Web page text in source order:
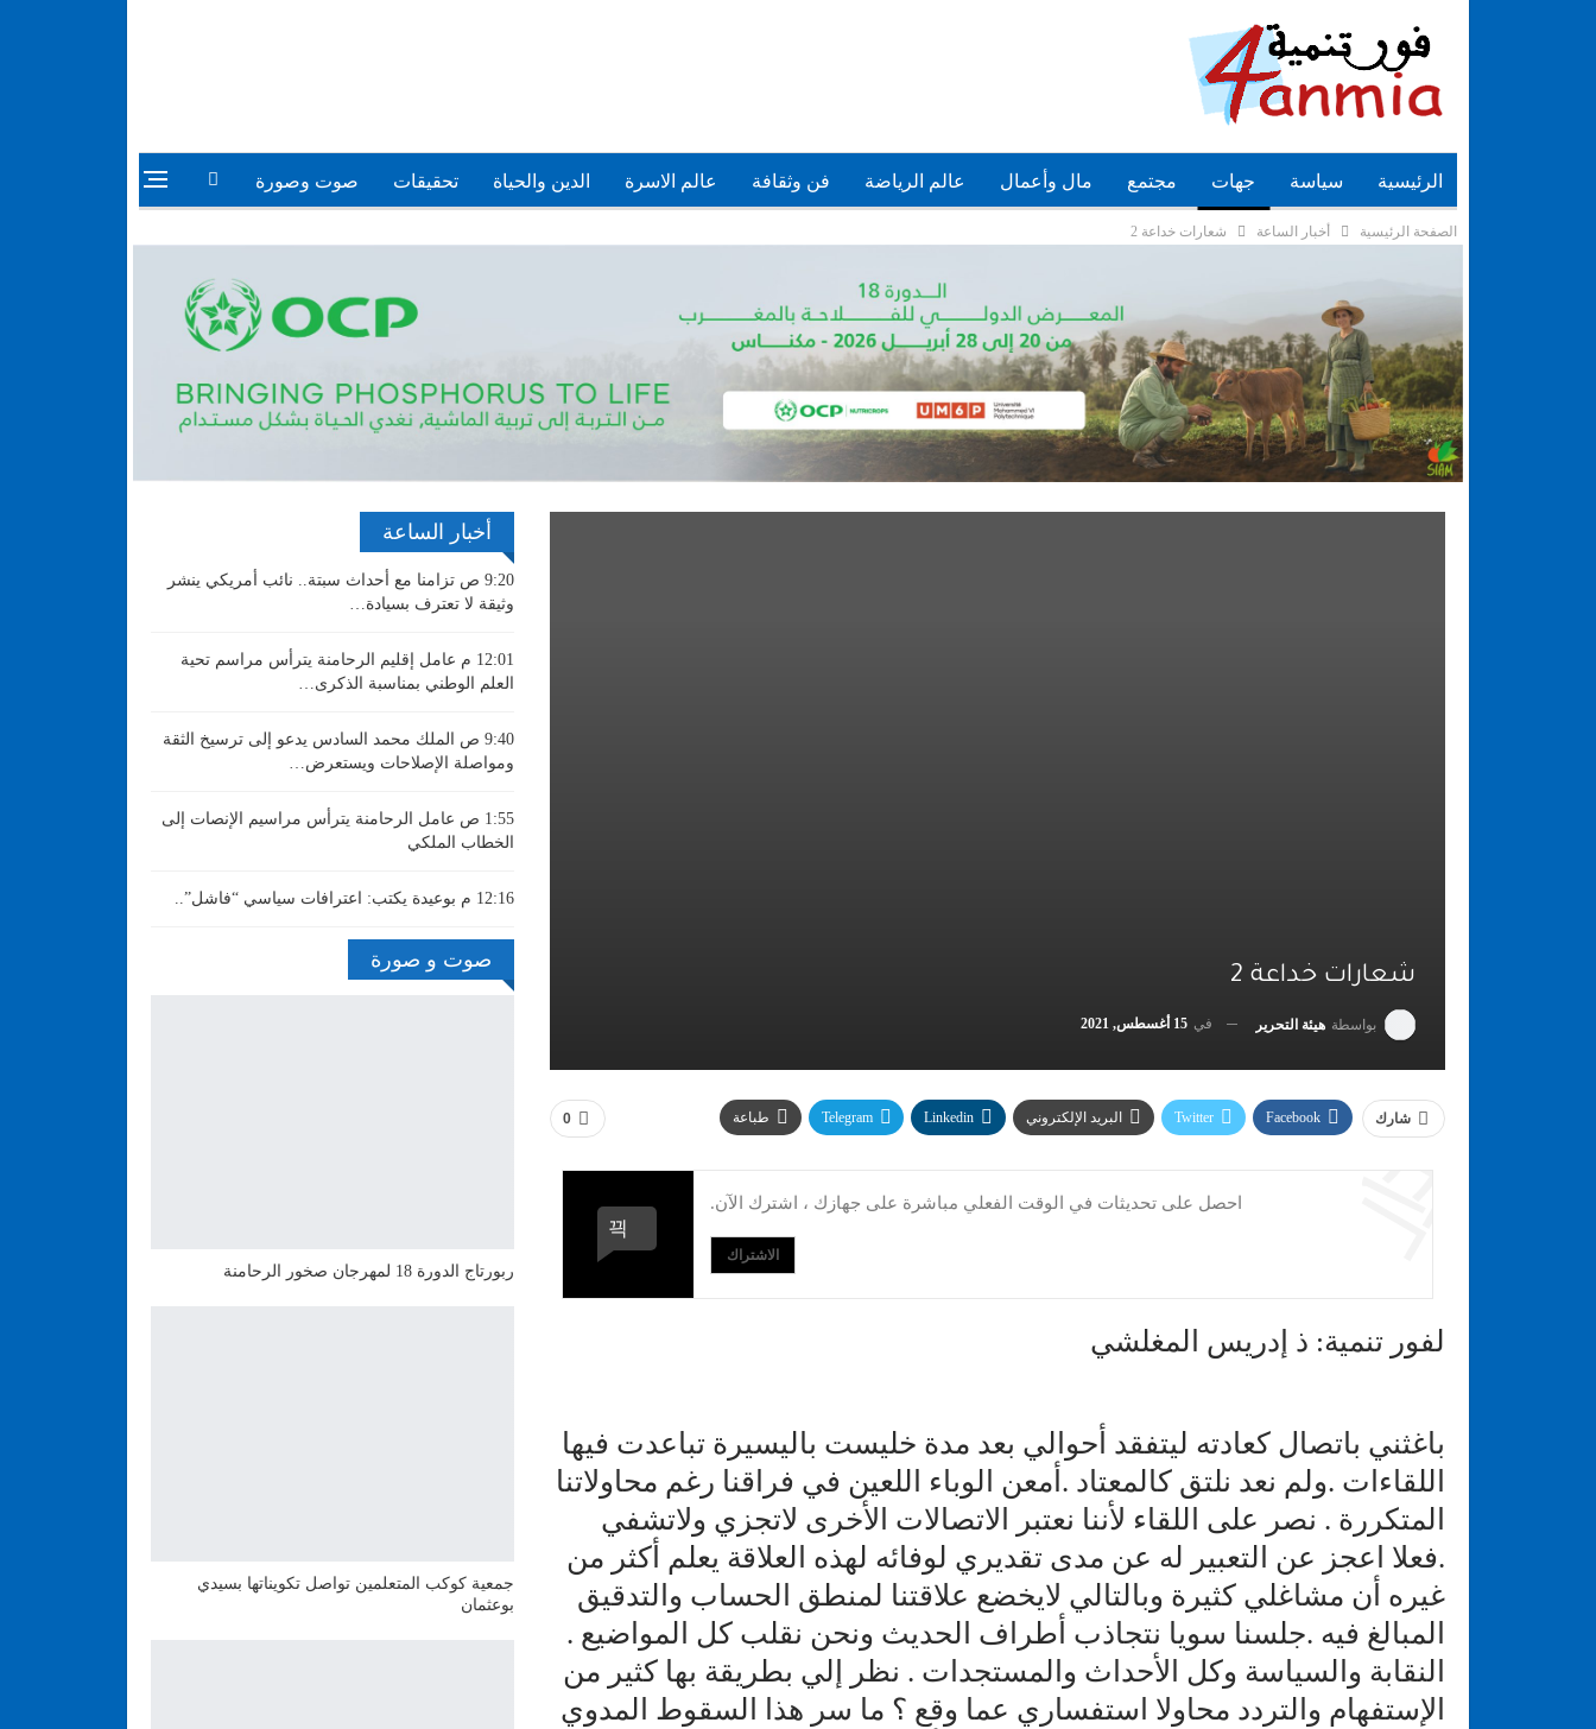
الرئيسية سياسة جهات مجتمع مال وأعمال عالم الرياضة فن وثقافة عالم الاسرة الدين والحياة تحقيقات صوت وصورة
الصفحة الرئيسية أخبار الساعة شعارات خداعة 2
شعارات خداعة 2
بواسطة هيئة التحرير في 15 أغسطس, 2021
0 شارك Facebook
Twitter البريد الإلكتروني Linkedin
Telegram طباعة
احصل على تحديثات في الوقت الفعلي مباشرة على جهازك ، اشترك الآن.
الاشتراك
لفور تنمية: ذ إدريس المغلشي
باغثني باتصال كعادته ليتفقد أحوالي بعد مدة خليست باليسيرة تباعدت فيها
اللقاءات .ولم نعد نلتق كالمعتاد .أمعن الوباء اللعين في فراقنا رغم محاولاتنا
المتكررة . نصر على اللقاء لأننا نعتبر الاتصالات الأخرى لاتجزي ولاتشفي
.فعلا اعجز عن التعبير له عن مدى تقديري لوفائه لهذه العلاقة يعلم أكثر من
غيره أن مشاغلي كثيرة وبالتالي لايخضع علاقتنا لمنطق الحساب والتدقيق
المبالغ فيه .جلسنا سويا نتجاذب أطراف الحديث ونحن نقلب كل المواضيع .
النقابة والسياسة وكل الأحداث والمستجدات . نظر إلي بطريقة بها كثير من
الإستفهام والتردد محاولا استفساري عما وقع ؟ ما سر هذا السقوط المدوي
أخبار الساعة
9:20 ص
تزامنا مع أحداث سبتة.. نائب أمريكي ينشر
وثيقة لا تعترف بسيادة…
12:01 م
عامل إقليم الرحامنة يترأس مراسم تحية
العلم الوطني بمناسبة الذكرى…
9:40 ص
الملك محمد السادس يدعو إلى ترسيخ الثقة
ومواصلة الإصلاحات ويستعرض…
1:55 ص
عامل الرحامنة يترأس مراسيم الإنصات إلى
الخطاب الملكي
12:16 م بوعيدة يكتب: اعترافات سياسي “فاشل”..
صوت و صورة
ربورتاج الدورة 18 لمهرجان صخور الرحامنة
جمعية كوكب المتعلمين تواصل تكويناتها بسيدي
بوعثمان